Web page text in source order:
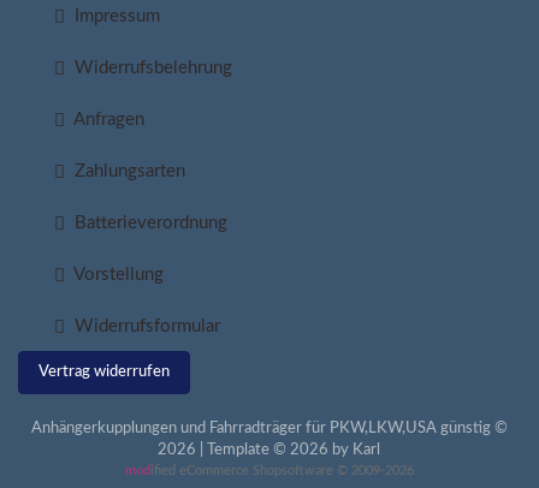
Impressum
Widerrufsbelehrung
Anfragen
Zahlungsarten
Batterieverordnung
Vorstellung
Widerrufsformular
Vertrag widerrufen
Anhängerkupplungen und Fahrradträger für PKW,LKW,USA günstig ©
2026 | Template © 2026 by Karl
mod ified eCommerce Shopsoftware © 2009-2026